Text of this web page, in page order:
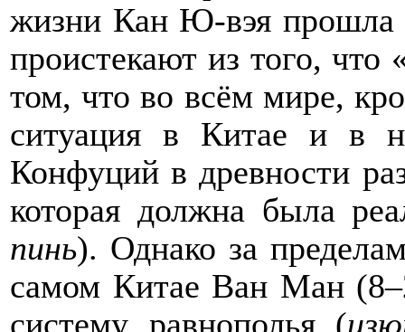
жизни Кан Ю-вэя прошла в
проистекают из того,
том, что во всём мире,
ситуация в Китае и в
Конфуций в древности
которая должна была
пинь). Однако за
самом Китае Ван Ман
систему равнополья (